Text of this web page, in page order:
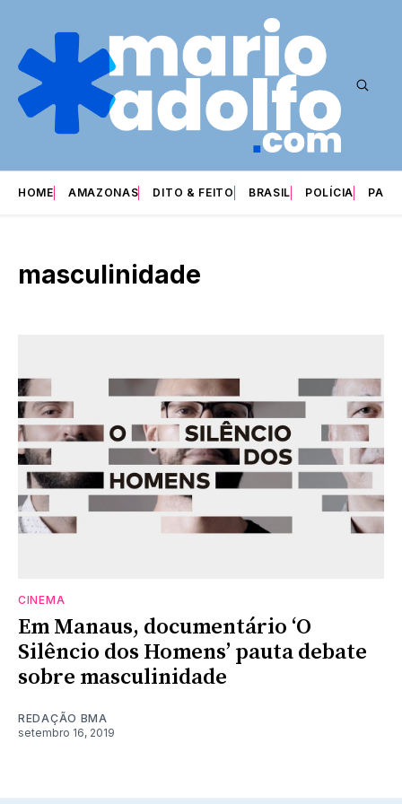
HOME AMAZONAS DITO & FEITO BRASIL POLÍCIA
masculinidade
CINEMA
Em Manaus, documentário ‘O
Silêncio dos Homens’ pauta debate
sobre masculinidade
REDAÇÃO BMA
setembro 16, 2019